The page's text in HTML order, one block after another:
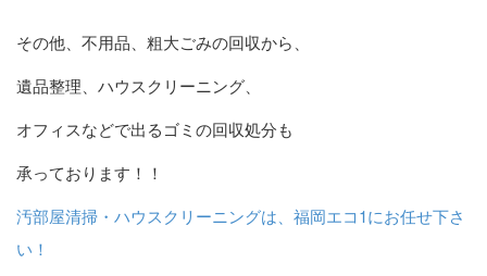
その他、不用品、粗大ごみの回収から、
遺品整理、ハウスクリーニング、
オフィスなどで出るゴミの回収処分も
承っております！！
汚部屋清掃・ハウスクリーニングは、福岡エコ1にお任せ下さ
い！